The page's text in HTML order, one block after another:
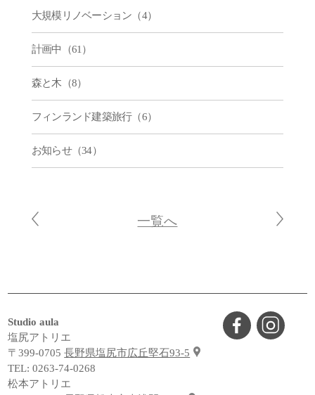
大規模リノベーション（4）
計画中（61）
森と木（8）
フィンランド建築旅行（6）
お知らせ（34）
一覧へ
Studio aula
塩尻アトリエ
〒399-0705 長野県塩尻市広丘堅石93-5
TEL:0263-74-0268
松本アトリエ